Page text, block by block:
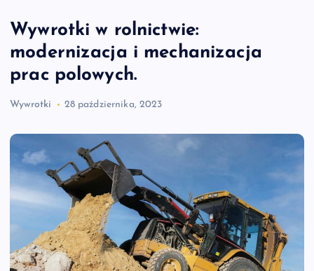
Wywrotki w rolnictwie:
modernizacja i mechanizacja
prac polowych.
Wywrotki 28 października, 2023